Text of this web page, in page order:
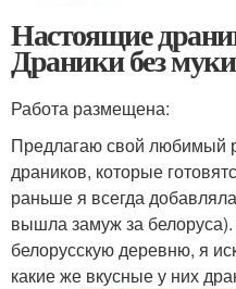
Настоящие
Драники без муки
Работа размещена:
Предлагаю свой любимый
драников, которые
раньше я всегда
вышла замуж за
белорусскую деревню, я
какие же вкусные у них